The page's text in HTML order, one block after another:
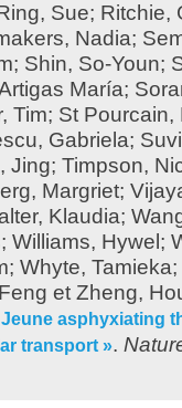
Sue; Ritchie,
Nadia;
; Shin, So-Youn;
María;
Tim; St Pourcain,
Gabriela;
Jing; Timpson,
Margriet;
Klaudia;
; Williams, Hywel ;
; Whyte, Tamieka;
et Zheng,
asphyxiating
transport ».